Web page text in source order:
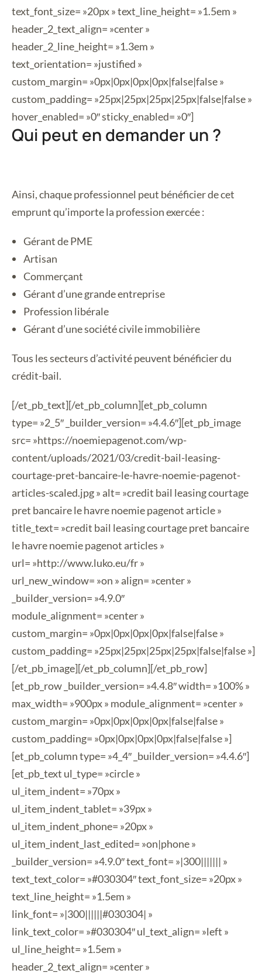
text_font_size= »20px » text_line_height= »1.5em »
header_2_text_align= »center »
header_2_line_height= »1.3em »
text_orientation= »justified »
custom_margin= »0px|0px|0px|0px|false|false »
custom_padding= »25px|25px|25px|25px|false|false »
hover_enabled= »0″ sticky_enabled= »0″]
Qui peut en demander un ?
Ainsi, chaque professionnel peut bénéficier de cet
emprunt qu’importe la profession exercée :
Gérant de PME
Artisan
Commerçant
Gérant d’une grande entreprise
Profession libérale
Gérant d’une société civile immobilière
Tous les secteurs d’activité peuvent bénéficier du
crédit-bail.
[/et_pb_text][/et_pb_column][et_pb_column
type= »2_5″ _builder_version= »4.4.6″][et_pb_image
src= »https://noemiepagenot.com/wp-
content/uploads/2021/03/credit-bail-leasing-
courtage-pret-bancaire-le-havre-noemie-pagenot-
articles-scaled.jpg » alt= »credit bail leasing courtage
pret bancaire le havre noemie pagenot article »
title_text= »credit bail leasing courtage pret bancaire
le havre noemie pagenot articles »
url= »http://www.luko.eu/fr »
url_new_window= »on » align= »center »
_builder_version= »4.9.0″
module_alignment= »center »
custom_margin= »0px|0px|0px|0px|false|false »
custom_padding= »25px|25px|25px|25px|false|false »]
[/et_pb_image][/et_pb_column][/et_pb_row]
[et_pb_row _builder_version= »4.4.8″ width= »100% »
max_width= »900px » module_alignment= »center »
custom_margin= »0px|0px|0px|0px|false|false »
custom_padding= »0px|0px|0px|0px|false|false »]
[et_pb_column type= »4_4″ _builder_version= »4.4.6″]
[et_pb_text ul_type= »circle »
ul_item_indent= »70px »
ul_item_indent_tablet= »39px »
ul_item_indent_phone= »20px »
ul_item_indent_last_edited= »on|phone »
_builder_version= »4.9.0″ text_font= »|300||||||| »
text_text_color= »#030304″ text_font_size= »20px »
text_line_height= »1.5em »
link_font= »|300||||||#030304| »
link_text_color= »#030304″ ul_text_align= »left »
ul_line_height= »1.5em »
header_2_text_align= »center »